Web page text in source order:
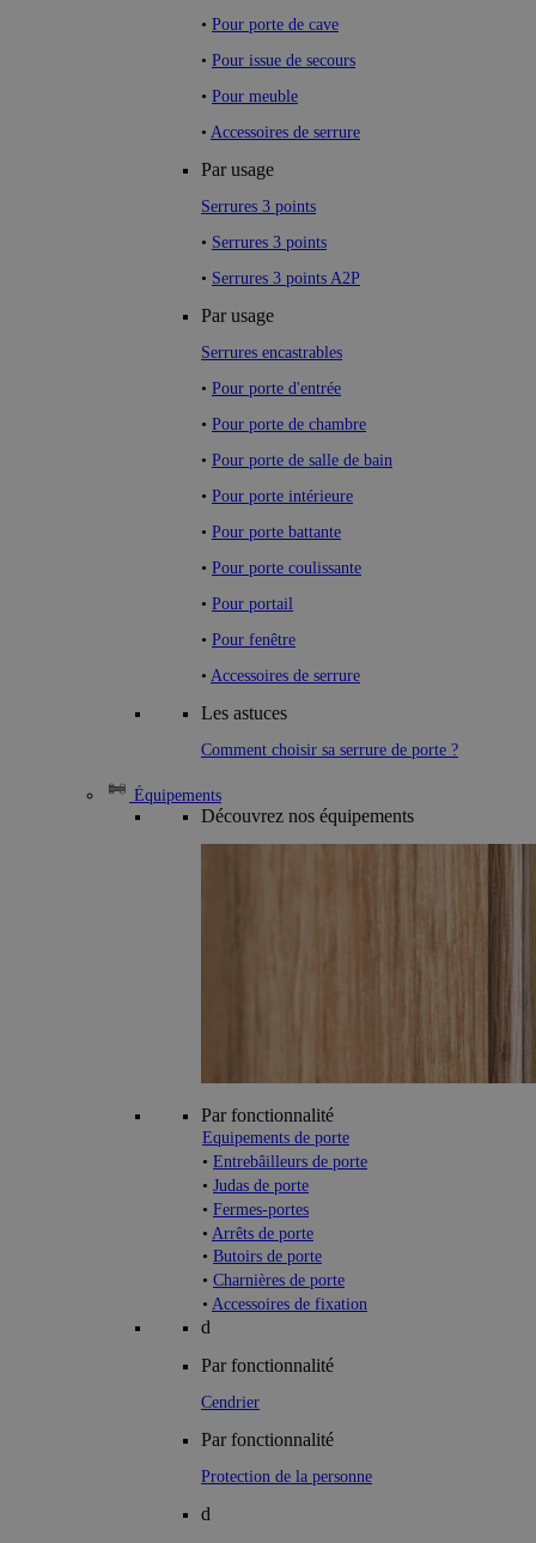
• Pour porte de cave
• Pour issue de secours
• Pour meuble
• Accessoires de serrure
Par usage
Serrures 3 points
• Serrures 3 points
• Serrures 3 points A2P
Par usage
Serrures encastrables
• Pour porte d'entrée
• Pour porte de chambre
• Pour porte de salle de bain
• Pour porte intérieure
• Pour porte battante
• Pour porte coulissante
• Pour portail
• Pour fenêtre
• Accessoires de serrure
Les astuces
Comment choisir sa serrure de porte ?
Équipements
Découvrez nos équipements
Par fonctionnalité
Equipements de porte
• Entrebâilleurs de porte
• Judas de porte
• Fermes-portes
• Arrêts de porte
• Butoirs de porte
• Charnières de porte
• Accessoires de fixation
d
Par fonctionnalité
Cendrier
Par fonctionnalité
Protection de la personne
d